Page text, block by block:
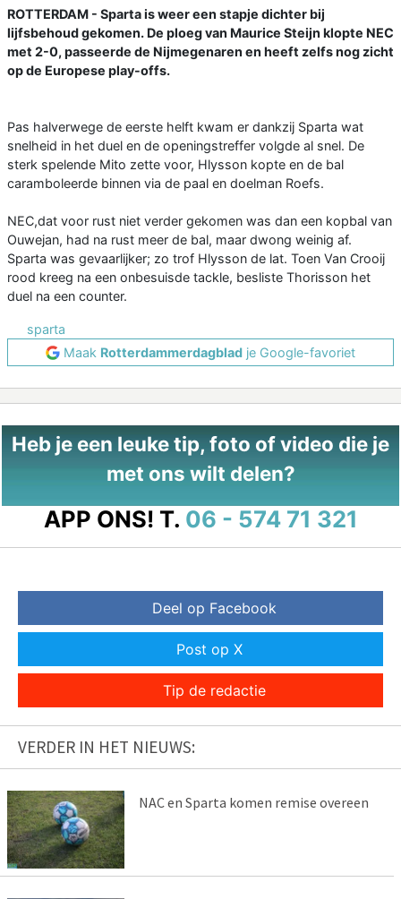
ROTTERDAM - Sparta is weer een stapje dichter bij
lijfsbehoud gekomen. De ploeg van Maurice Steijn klopte NEC
met 2-0, passeerde de Nijmegenaren en heeft zelfs nog zicht
op de Europese play-offs.
Pas halverwege de eerste helft kwam er dankzij Sparta wat
snelheid in het duel en de openingstreffer volgde al snel. De
sterk spelende Mito zette voor, Hlysson kopte en de bal
caramboleerde binnen via de paal en doelman Roefs.
NEC,dat voor rust niet verder gekomen was dan een kopbal van
Ouwejan, had na rust meer de bal, maar dwong weinig af.
Sparta was gevaarlijker; zo trof Hlysson de lat. Toen Van Crooij
rood kreeg na een onbesuisde tackle, besliste Thorisson het
duel na een counter.
sparta
Maak Rotterdammerdagblad je Google-favoriet
Heb je een leuke tip, foto of video die je
met ons wilt delen?
APP ONS! T. 06 - 574 71 321
Deel op Facebook
Post op X
Tip de redactie
VERDER IN HET NIEUWS:
NAC en Sparta komen remise overeen